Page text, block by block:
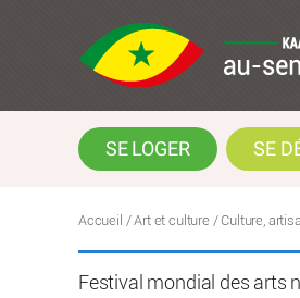
SE LOGER SE
Accueil /Art et culture /Culture,
Festival mondial des arts